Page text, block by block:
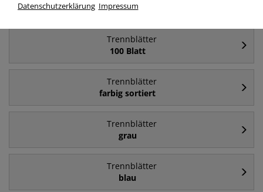
chamois
Trennblätter
100 Blatt
Trennblätter
farbig sortiert
Trennblätter
grau
Trennblätter
blau
Datenschutzerklärung Impressum